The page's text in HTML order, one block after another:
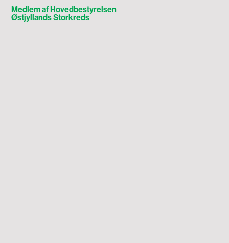
Medlem af Hovedbestyrelsen
Østjyllands Storkreds